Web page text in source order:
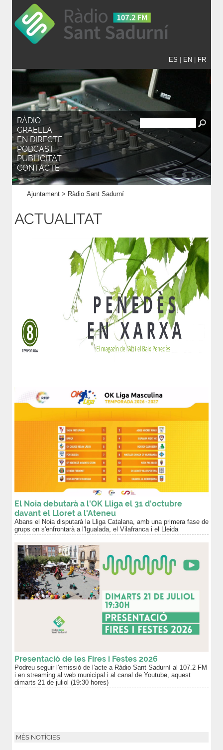
ES EN FR
RÀDIO
GRAELLA
EN DIRECTE
PODCAST
PUBLICITAT
CONTACTE
Ajuntament > Ràdio Sant Sadurní
ACTUALITAT
El Noia debutarà a l'OK Lliga el 31 d'octubre
davant el Lloret a l'Ateneu
Abans el Noia disputarà la Lliga Catalana, amb una primera fase de
grups on s'enfrontarà a l'Igualada, el Vilafranca i el Lleida
Presentació de les Fires i Festes 2026
Podreu seguir l'emissió de l'acte a Ràdio Sant Sadurní al 107.2 FM
i en streaming al web municipal i al canal de Youtube, aquest
dimarts 21 de juliol (19:30 hores)
MÉS NOTÍCIES